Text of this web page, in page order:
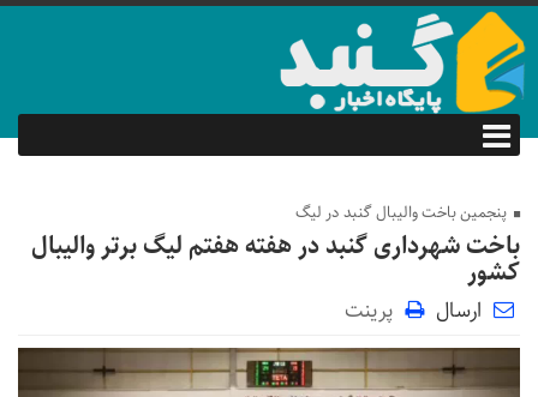
پنجمین باخت والیبال گنبد در لیگ
باخت شهرداری گنبد در هفته هفتم لیگ برتر‌ والیبال
کشور
ارسال پرینت